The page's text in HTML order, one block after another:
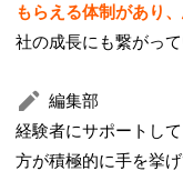
もらえる体制があり
社の成長にも繋がっ
編集部
経験者にサポートし
方が積極的に手を挙